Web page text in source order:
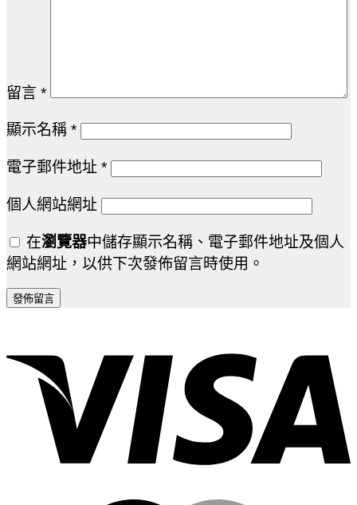
留言 *
顯示名稱 *
電子郵件地址 *
個人網站網址
在瀏覽器中儲存顯示名稱、電子郵件地址及個人
網站網址，以供下次發佈留言時使用。